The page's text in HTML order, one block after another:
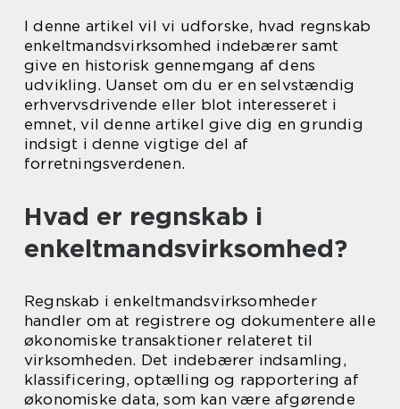
I denne artikel vil vi udforske, hvad regnskab
enkeltmandsvirksomhed indebærer samt
give en historisk gennemgang af dens
udvikling. Uanset om du er en selvstændig
erhvervsdrivende eller blot interesseret i
emnet, vil denne artikel give dig en grundig
indsigt i denne vigtige del af
forretningsverdenen.
Hvad er regnskab i
enkeltmandsvirksomhed?
Regnskab i enkeltmandsvirksomheder
handler om at registrere og dokumentere alle
økonomiske transaktioner relateret til
virksomheden. Det indebærer indsamling,
klassificering, optælling og rapportering af
økonomiske data, som kan være afgørende